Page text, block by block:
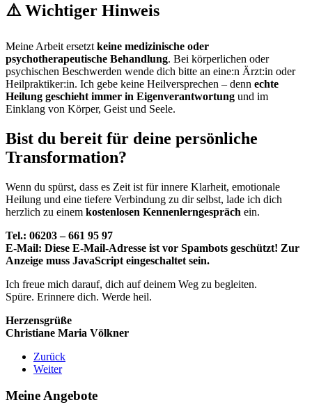
⚠️ Wichtiger Hinweis
Meine Arbeit ersetzt keine medizinische oder
psychotherapeutische Behandlung. Bei körperlichen oder
psychischen Beschwerden wende dich bitte an eine:n Ärzt:in oder
Heilpraktiker:in. Ich gebe keine Heilversprechen – denn echte
Heilung geschieht immer in Eigenverantwortung und im
Einklang von Körper, Geist und Seele.
Bist du bereit für deine persönliche
Transformation?
Wenn du spürst, dass es Zeit ist für innere Klarheit, emotionale
Heilung und eine tiefere Verbindung zu dir selbst, lade ich dich
herzlich zu einem kostenlosen Kennenlerngespräch ein.
Tel.: 06203 – 661 95 97
E-Mail: Diese E-Mail-Adresse ist vor Spambots geschützt! Zur
Anzeige muss JavaScript eingeschaltet sein.
Ich freue mich darauf, dich auf deinem Weg zu begleiten.
Spüre. Erinnere dich. Werde heil.
Herzensgrüße
Christiane Maria Völkner
Zurück
Weiter
Meine Angebote